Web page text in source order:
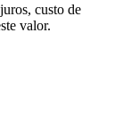
custo de
valor.